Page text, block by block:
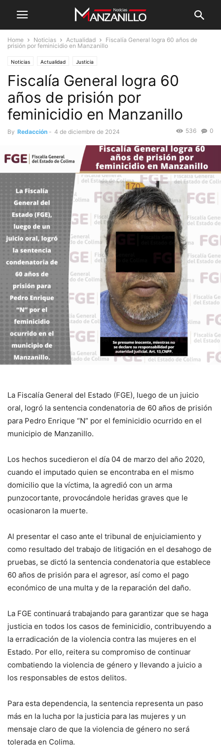
Home Noticias Actualidad
Fiscalía General logra 60 años de
prisión por feminicidio en Manzanillo
Noticias Actualidad Justicia
Fiscalía General logra 60
años de prisión por
feminicidio en Manzanillo
By Redacción - 4 de diciembre de 2024 0
536
La Fiscalía General del Estado (FGE), luego de un juicio
oral, logró la sentencia condenatoria de 60 años de prisión
para Pedro Enrique “N” por el feminicidio ocurrido en el
municipio de Manzanillo.
Los hechos sucedieron el día 04 de marzo del año 2020,
cuando el imputado quien se encontraba en el mismo
domicilio que la víctima, la agredió con un arma
punzocortante, provocándole heridas graves que le
ocasionaron la muerte.
Al presentar el caso ante el tribunal de enjuiciamiento y
como resultado del trabajo de litigación en el desahogo de
pruebas, se dictó la sentencia condenatoria que establece
60 años de prisión para el agresor, así como el pago
económico de una multa y de la reparación del daño.
La FGE continuará trabajando para garantizar que se haga
justicia en todos los casos de feminicidio, contribuyendo a
la erradicación de la violencia contra las mujeres en el
Estado. Por ello, reitera su compromiso de continuar
combatiendo la violencia de género y llevando a juicio a
los responsables de estos delitos.
Para esta dependencia, la sentencia representa un paso
más en la lucha por la justicia para las mujeres y un
mensaje claro de que la violencia de género no será
tolerada en Colima.